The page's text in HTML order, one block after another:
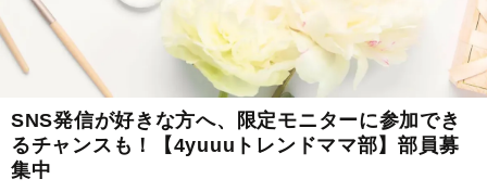
SNS発信が好きな方へ、限定モニターに参加でき
るチャンスも！【4yuuuトレンドママ部】部員募
集中